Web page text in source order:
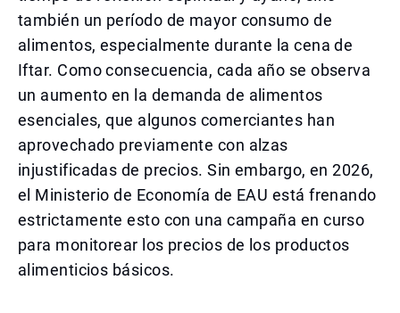
también un período de mayor consumo de
alimentos, especialmente durante la cena de
Iftar. Como consecuencia, cada año se observa
un aumento en la demanda de alimentos
esenciales, que algunos comerciantes han
aprovechado previamente con alzas
injustificadas de precios. Sin embargo, en 2026,
el Ministerio de Economía de EAU está frenando
estrictamente esto con una campaña en curso
para monitorear los precios de los productos
alimenticios básicos.